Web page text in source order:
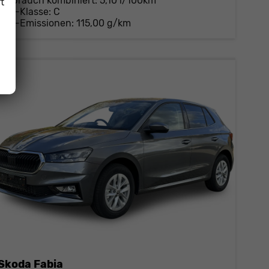
-Klasse: C
-Emissionen: 115,00 g/km
Fabia